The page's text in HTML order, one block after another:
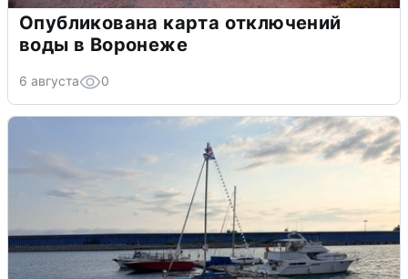
Опубликована карта отключений
воды в Воронеже
6 августа 0